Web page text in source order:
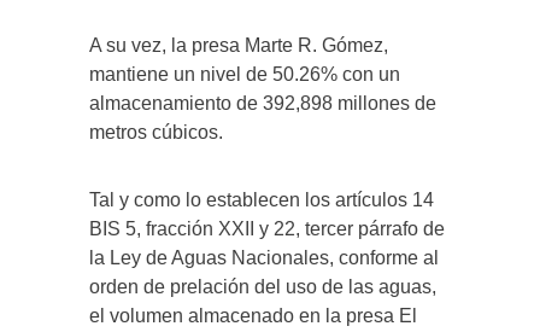
A su vez, la presa Marte R. Gómez,
mantiene un nivel de 50.26% con un
almacenamiento de 392,898 millones de
metros cúbicos.
Tal y como lo establecen los artículos 14
BIS 5, fracción XXII y 22, tercer párrafo de
la Ley de Aguas Nacionales, conforme al
orden de prelación del uso de las aguas,
el volumen almacenado en la presa El